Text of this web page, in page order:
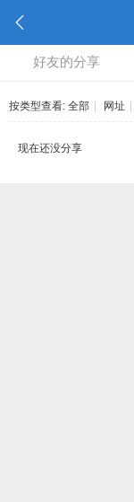
好友的分享
按类型查看: 全部 网址
现在还没分享